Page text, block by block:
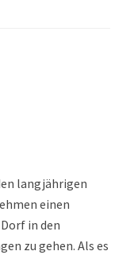
langjährigen
einen
in den
zu gehen. Als es